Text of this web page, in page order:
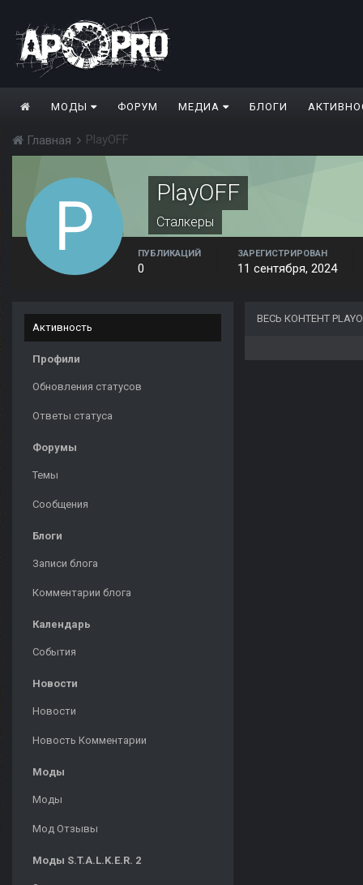
МОДЫ ФОРУМ МЕДИА БЛОГИ
Главная PlayOFF
PlayOFF
Сталкеры
ПУБЛИКАЦИЙ
0
ЗАРЕГИСТРИРОВАН
11 сентября, 2024
Активность
Профили
Обновления статусов
Ответы статуса
Форумы
Темы
Сообщения
Блоги
Записи блога
Комментарии блога
Календарь
События
Новости
Новости
Новость Комментарии
Моды
Моды
Мод Отзывы
Моды S.T.A.L.K.E.R. 2
ВЕСЬ КОНТЕНТ